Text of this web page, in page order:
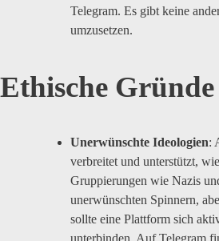
Telegram. Es gibt keine
umzusetzen.
Ethische Gründe
Unerwünschte Ideologien:
verbreitet und unterstützt,
Gruppierungen wie Nazis
unerwünschten Spinnern,
sollte eine Plattform sich